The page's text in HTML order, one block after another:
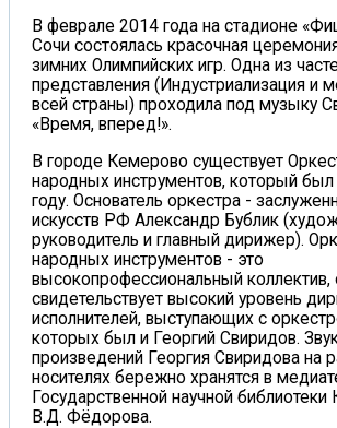
В феврале 2014 года на стадионе
Сочи состоялась красочная
зимних Олимпийских игр. Одна из
представления (Индустриализация и
всей страны) проходила под музыку
«Время, вперед!».
В городе Кемерово существует
народных инструментов, который
году. Основатель оркестра -
искусств РФ Александр Бублик
руководитель и главный дирижер).
народных инструментов - это
высокопрофессиональный коллектив,
свидетельствует высокий уровень
исполнителей, выступающих с
которых был и Георгий Свиридов.
произведений Георгия Свиридова на
носителях бережно хранятся в
Государственной научной библиотеки
В.Д. Фёдорова.